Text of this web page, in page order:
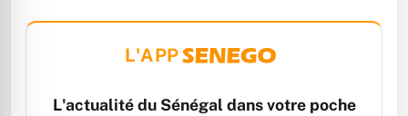
L'APP
L'actualité du Sénégal dans votre poche